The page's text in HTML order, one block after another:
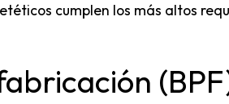
cumplen los más altos